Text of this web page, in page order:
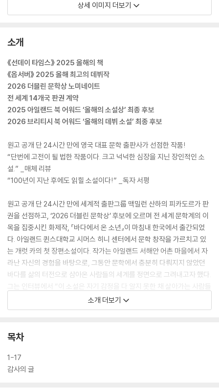
상세 이미지 더보기
소개
《선데이 타임스》 2025 올해의 책
《옵서버》 2025 올해 최고의 데뷔작
2026 더블린 문학상 노미네이트
전 세계 14개국 판권 계약
2025 아일랜드 북 어워드 ‘올해의 소설상’ 최종 후보
2026 브리티시 북 어워드 ‘올해의 데뷔 소설’ 최종 후보
원고 공개 단 24시간 만에 영국 대표 문학 출판사가 선점한 작품!
“단번에 고전이 될 법한 작품이다. 크고 넉넉한 심장을 지닌 장인적인 소
설.” _매체 리뷰
“100년이 지난 후에도 읽힐 소설이다!” _독자 서평
원고 공개 단 24시간 만에 세계적 출판그룹 맥밀런 산하의 피카도르가 판
권을 선점하고, ‘2026 더블린 문학상’ 후보에 오르며 전 세계 문학계의 이
목을 집중시킨 화제작, 『바다에서 온 소년』이 마침내 한국에서 출간되었
다. 아일랜드 퀸스대학교 시머스 히니 센터에서 문학 창작을 가르치고 있
는 개럿 카의 첫 장편소설이다. 작가는 아일랜드 서해안 어촌 마을에서 자
라난 자신의 경험을 바탕으로, 그동안 문학에서 충분히 다뤄지지 않았던
바다를 삶의 터전으로 삼아온 사람들의 세계를 정면으로 그려내고자 했다.
그는 인터뷰에서 “이 소설은 자기 감정을 다 알지 못한 채 살아가는 사람들
에 대한 이야기”라고 말했다. 나쁜 사람이 아니라, 다만 자신의 마음을 충
분히 이해하지 못한 채 관계 속에 서 있는 사람들. 작가는 그들의 서툰 선택
의 본질을 비춘다.
아일랜드 더니골의 작은 어촌 마을. 어느 날 바다에서 발견된 한 아이의 등
장으로 마을의 균형은 미묘하게 흔들리기 시작한다. 아이를 집으로 데려온
소개 더보기
목차
1-17
감사의 글